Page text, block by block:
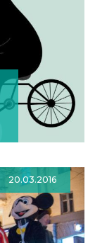
20.03.2016